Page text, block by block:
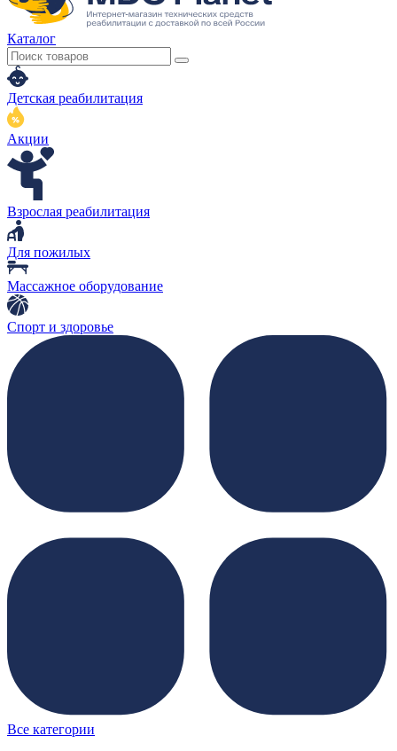
Каталог
Детская реабилитация
Акции
Взрослая реабилитация
Для пожилых
Массажное оборудование
Спорт и здоровье
Все категории